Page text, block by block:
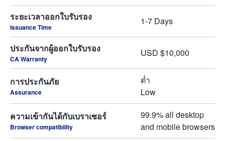
ระยะเวลาออกใบรับรอง
Issuance Time
1-7 Days
ประกันจากผู้ออกใบรับรอง
CA Warranty
USD $10,000
การประกันภัย
Assurance
ต่ำ
Low
ความเข้ากันได้กับเบราเซอร์
Browser compatibility
99.9% all desktop
and mobile browsers